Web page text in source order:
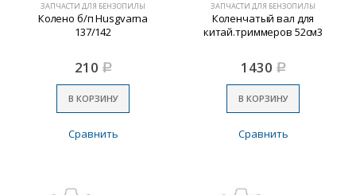
ЗАПЧАСТИ ДЛЯ БЕНЗОПИЛЫ
Колено б/п Husgvarna
137/142
210 Р
В КОРЗИНУ
Сравнить
ЗАПЧАСТИ ДЛЯ БЕНЗОПИЛЫ
Коленчатый вал для
китай.триммеров 52см3
1430 Р
В КОРЗИНУ
Сравнить